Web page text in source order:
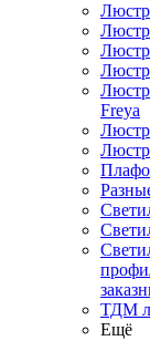
Freya
ТДМ
Ещё